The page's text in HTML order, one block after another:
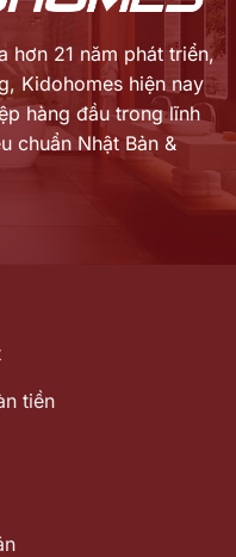
hơn 21 năm phát triển,
Kidohomes hiện nay
hàng đầu trong lĩnh
chuẩn Nhật Bản &
tiền